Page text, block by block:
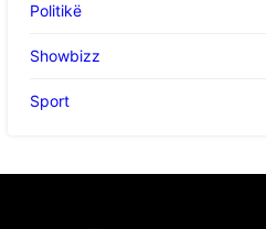
Politikë
Showbizz
Sport